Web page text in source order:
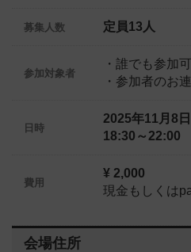
募集人数 定員13人
参加対象者
・誰でも参加
・参加者のお
日時
2025年11月8日
18:30～22:00
費用
¥ 2,000
現金もしくは
会場住所